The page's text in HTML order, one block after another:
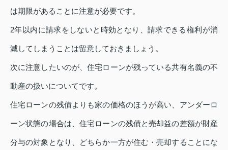
は期限があることに注意が必要です。
2年以内に請求をしないと時効となり、請求できる権利が消
滅してしまうことは留意しておきましょう。
次に注意したいのが、住宅ローンが残っている共有名義の不
動産の扱いについてです。
住宅ローンの残債よりも家の価格のほうが高い、アンダーロ
ーン状態の場合は、住宅ローンの残債と売却益の差額が財産
分与の対象となり、どちらか一方が住む・売却することにな